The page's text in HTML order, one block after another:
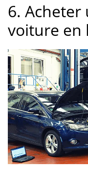
6. Acheter
voiture en